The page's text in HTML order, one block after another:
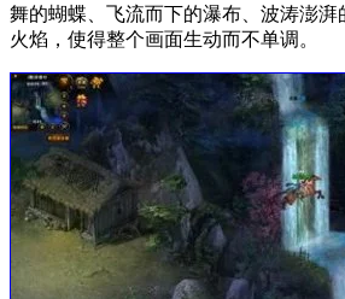
舞的蝴蝶、飞流而下的瀑布、波涛澎湃
火焰，使得整个画面生动而不单调。